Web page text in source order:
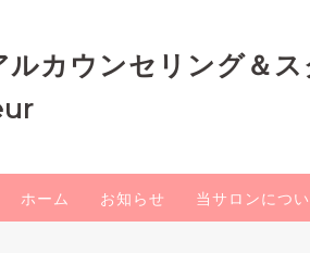
ルカウンセリング＆ス
ホーム お知らせ 当サロンにつ